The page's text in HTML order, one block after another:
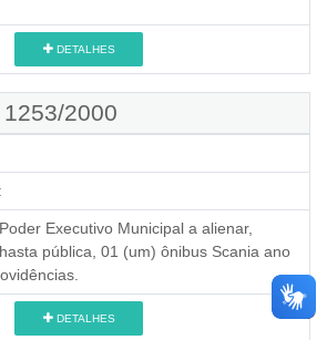
DETALHES
2000
Executivo Municipal a alienar,
pública, 01 (um) ônibus Scania ano
DETALHES